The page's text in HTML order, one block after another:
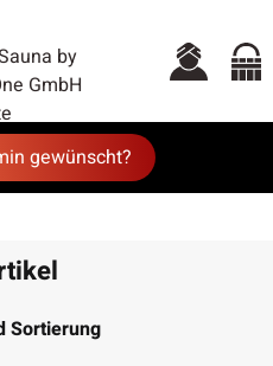
gewünscht?
Sortierung